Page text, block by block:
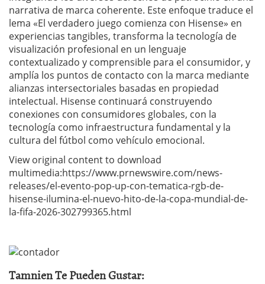
narrativa de marca coherente. Este enfoque traduce el
lema «El verdadero juego comienza con Hisense» en
experiencias tangibles, transforma la tecnología de
visualización profesional en un lenguaje
contextualizado y comprensible para el consumidor, y
amplía los puntos de contacto con la marca mediante
alianzas intersectoriales basadas en propiedad
intelectual. Hisense continuará construyendo
conexiones con consumidores globales, con la
tecnología como infraestructura fundamental y la
cultura del fútbol como vehículo emocional.
View original content to download
multimedia:https://www.prnewswire.com/news-
releases/el-evento-pop-up-con-tematica-rgb-de-
hisense-ilumina-el-nuevo-hito-de-la-copa-mundial-de-
la-fifa-2026-302799365.html
Tamnien Te Pueden Gustar: